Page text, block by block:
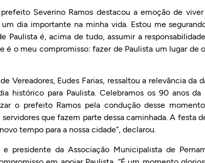
Severino Ramos destacou a emoção de
dia importante na minha vida. Estou me
Paulista é, acima de tudo, assumir a
é o meu compromisso: fazer de Paulista um lugar de
Vereadores, Eudes Farias, ressaltou a relevância da
histórico para Paulista. Celebramos os 90 anos
o prefeito Ramos pela condução desse
que fazem parte dessa caminhada. A festa
tempo para a nossa cidade”, declarou.
presidente da Associação Municipalista de